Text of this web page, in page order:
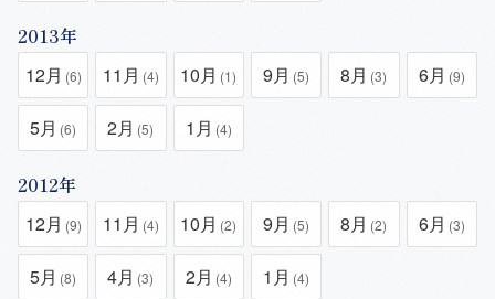
2013年
12月 (6) 11月 (4) 10月 (1) 9月 (5) 8月 (3) 6月 (9)
5月 (6) 2月 (5) 1月 (4)
2012年
12月 (9) 11月 (4) 10月 (2) 9月 (5) 8月 (2) 6月 (3)
5月 (8) 4月 (3) 2月 (4) 1月 (4)